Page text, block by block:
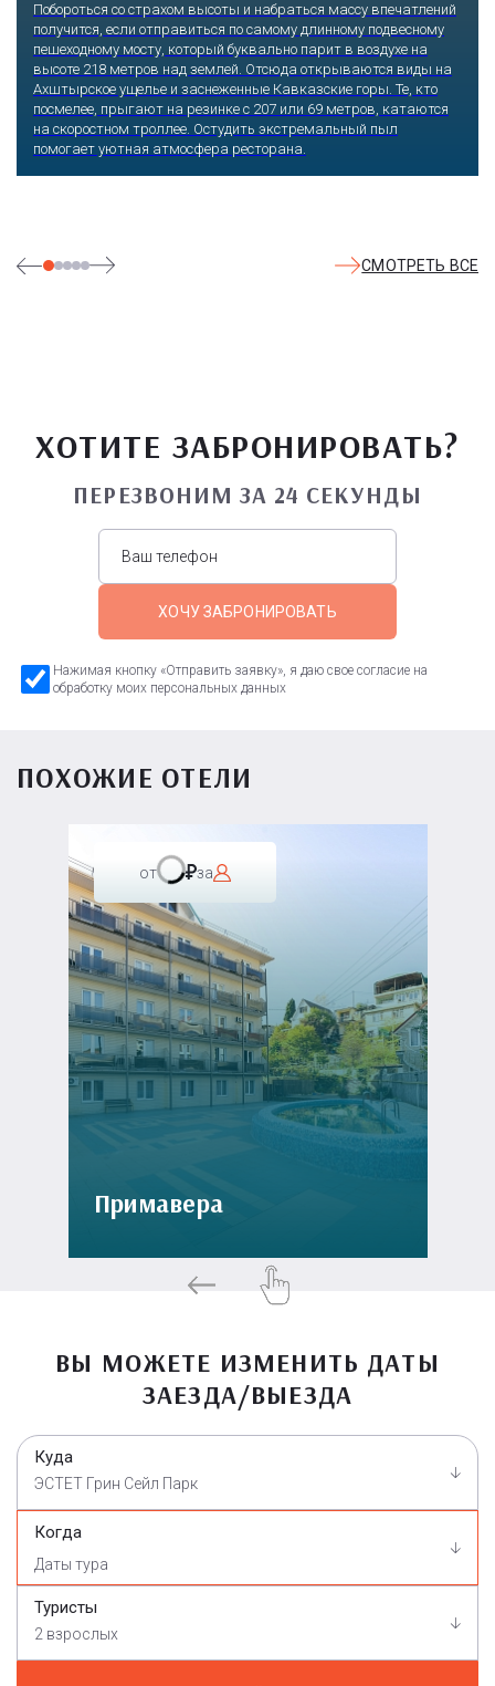
Побороться со страхом высоты и набраться массу впечатлений
получится, если отправиться по самому длинному подвесному
пешеходному мосту, который буквально парит в воздухе на
высоте 218 метров над землей. Отсюда открываются виды на
Ахштырское ущелье и заснеженные Кавказские горы. Те, кто
посмелее, прыгают на резинке с 207 или 69 метров, катаются
на скоростном троллее. Остудить экстремальный пыл
помогает уютная атмосфера ресторана.
СМОТРЕТЬ ВСЕ
ХОТИТЕ ЗАБРОНИРОВАТЬ?
ПЕРЕЗВОНИМ ЗА 24 СЕКУНДЫ
ХОЧУ ЗАБРОНИРОВАТЬ
Нажимая кнопку «Отправить заявку», я даю свое согласие на
обработку моих персональных данных
ПОХОЖИЕ ОТЕЛИ
от за
Примавера
ВЫ МОЖЕТЕ ИЗМЕНИТЬ ДАТЫ
ЗАЕЗДА/ВЫЕЗДА
Куда
ЭСТЕТ Грин Сейл Парк
Когда
Туристы
2 взрослых